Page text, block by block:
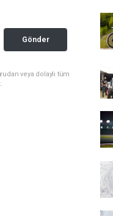
Gönder
veya dolaylı tüm